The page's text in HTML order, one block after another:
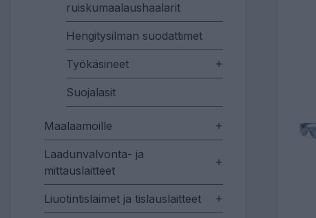
ruiskumaalaushaalarit
Hengitysilman suodattimet
Työkäsineet
Suojalasit
Maalaamoille
Laadunvalvonta- ja
mittauslaitteet
Liuotintislaimet ja tislauslaitteet